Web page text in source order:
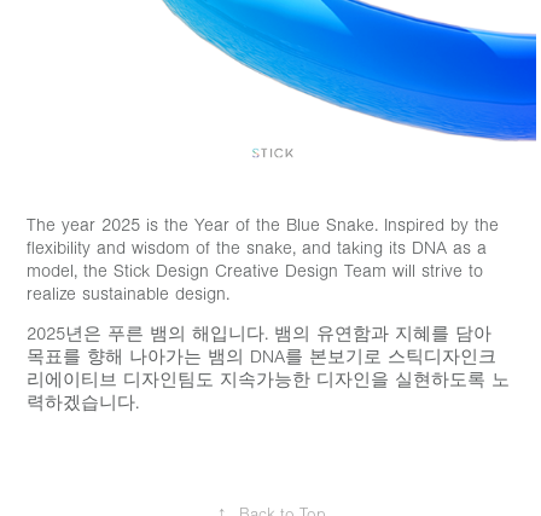
The year 2025 is the Year of the Blue Snake. Inspired by the
flexibility and wisdom of the snake, and taking its DNA as a
model, the Stick Design Creative Design Team will strive to
realize sustainable design.​​​​​​​
2025년은 푸른 뱀의 해입니다. 뱀의 유연함과 지혜를 담아
목표를 향해 나아가는 뱀의 DNA를 본보기로 스틱디자인크
리에이티브 디자인팀도 지속가능한 디자인을 실현하도록 노
력하겠습니다.